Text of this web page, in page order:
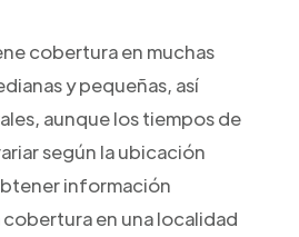
cobertura en muchas
y pequeñas, así
aunque los tiempos de
según la ubicación
información
en una localidad